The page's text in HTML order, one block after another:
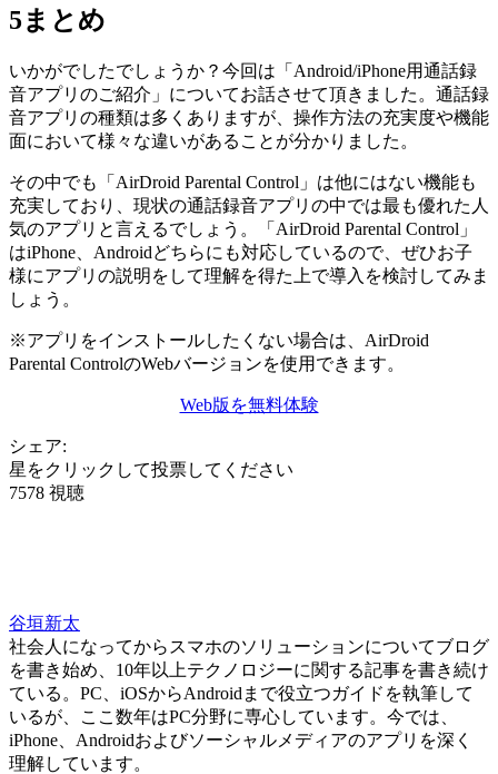
5まとめ
いかがでしたでしょうか？今回は「Android/iPhone用通話録
音アプリのご紹介」についてお話させて頂きました。通話録
音アプリの種類は多くありますが、操作方法の充実度や機能
面において様々な違いがあることが分かりました。
その中でも「AirDroid Parental Control」は他にはない機能も
充実しており、現状の通話録音アプリの中では最も優れた人
気のアプリと言えるでしょう。「AirDroid Parental Control」
はiPhone、Androidどちらにも対応しているので、ぜひお子
様にアプリの説明をして理解を得た上で導入を検討してみま
しょう。
※アプリをインストールしたくない場合は、AirDroid
Parental ControlのWebバージョンを使用できます。
Web版を無料体験
シェア:
星をクリックして投票してください
7578 視聴
谷垣新太
社会人になってからスマホのソリューションについてブログ
を書き始め、10年以上テクノロジーに関する記事を書き続け
ている。PC、iOSからAndroidまで役立つガイドを執筆して
いるが、ここ数年はPC分野に専心しています。今では、
iPhone、Androidおよびソーシャルメディアのアプリを深く
理解しています。